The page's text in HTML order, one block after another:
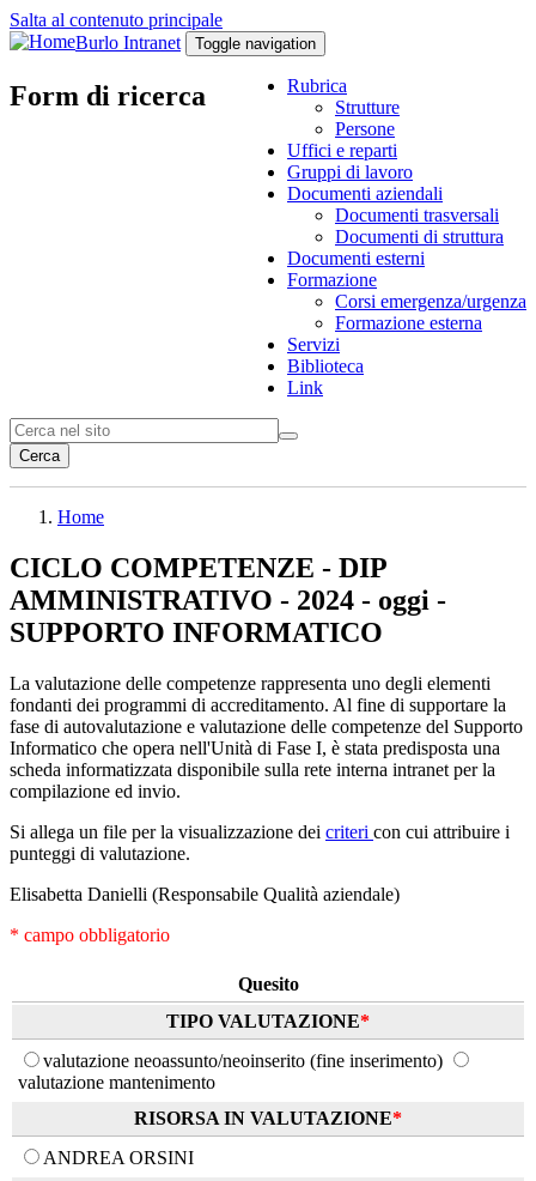
Salta al contenuto principale
Burlo Intranet
Toggle navigation
Rubrica
Strutture
Persone
Uffici e reparti
Gruppi di lavoro
Documenti aziendali
Documenti trasversali
Documenti di struttura
Documenti esterni
Formazione
Corsi emergenza/urgenza
Formazione esterna
Servizi
Biblioteca
Link
Form di ricerca
Cerca
Home
CICLO COMPETENZE - DIP
AMMINISTRATIVO - 2024 - oggi -
SUPPORTO INFORMATICO
La valutazione delle competenze rappresenta uno degli elementi
fondanti dei programmi di accreditamento. Al fine di supportare la
fase di autovalutazione e valutazione delle competenze del Supporto
Informatico che opera nell'Unità di Fase I, è stata predisposta una
scheda informatizzata disponibile sulla rete interna intranet per la
compilazione ed invio.
Si allega un file per la visualizzazione dei criteri con cui attribuire i
punteggi di valutazione.
Elisabetta Danielli (Responsabile Qualità aziendale)
* campo obbligatorio
Quesito
TIPO VALUTAZIONE*
valutazione neoassunto/neoinserito (fine inserimento)
valutazione mantenimento
RISORSA IN VALUTAZIONE*
ANDREA ORSINI